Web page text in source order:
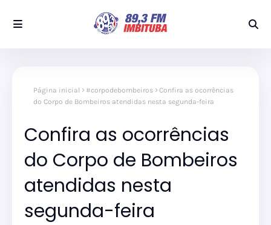
Página inicial #corpodebombeiros
Confira as ocorrências
do Corpo de Bombeiros atendidas nesta segunda-feira
Confira as ocorrências
do Corpo de Bombeiros
atendidas nesta
segunda-feira